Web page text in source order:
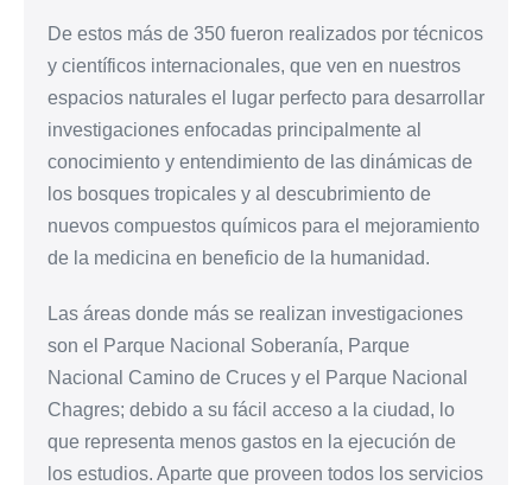
De estos más de 350 fueron realizados por técnicos
y científicos internacionales, que ven en nuestros
espacios naturales el lugar perfecto para desarrollar
investigaciones enfocadas principalmente al
conocimiento y entendimiento de las dinámicas de
los bosques tropicales y al descubrimiento de
nuevos compuestos químicos para el mejoramiento
de la medicina en beneficio de la humanidad.
Las áreas donde más se realizan investigaciones
son el Parque Nacional Soberanía, Parque
Nacional Camino de Cruces y el Parque Nacional
Chagres; debido a su fácil acceso a la ciudad, lo
que representa menos gastos en la ejecución de
los estudios. Aparte que proveen todos los servicios